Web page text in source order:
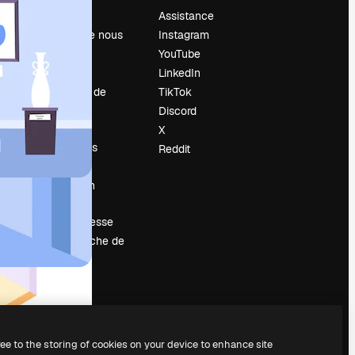
À propos de nous
Avis
Carrières
Tendances de
recherche
Blog
Événements
Vendre mon
Salle de presse
À la recherche de
magnific.ai
Assistance
Instagram
YouTube
LinkedIn
TikTok
Discord
X
Reddit
to the storing of cookies on your device to enhance site